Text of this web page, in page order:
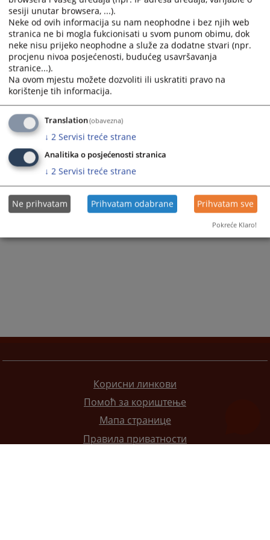
Корисни линкови
Помоћ за кориштење
Мапа странице
Правила приватности
sesiji unutar browsera, ...).
Neke od ovih informacija su nam neophodne i bez njih web
stranica ne bi mogla fukcionisati u svom punom obimu, dok
neke nisu prijeko neophodne a služe za dodatne stvari (npr.
procjenu nivoa posjećenosti, budućeg usavršavanja
stranice...).
Na ovom mjestu možete dozvoliti ili uskratiti pravo na
korištenje tih informacija.
Translation(obavezna)
↓ 2 Servisi treće strane
Analitika o posjećenosti stranica
↓ 2 Servisi treće strane
Ne prihvatam Prihvatam odabrane Prihvatam sve
Pokreće Klaro!